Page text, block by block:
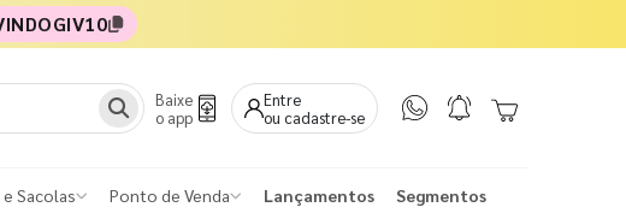
Baixe
o app
Entre
ou cadastre-se
Sacolas Ponto de Venda Lançamentos Segmentos